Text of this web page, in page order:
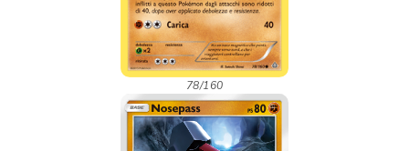
78/160